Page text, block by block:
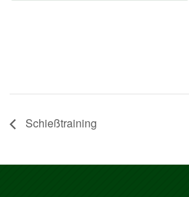
Schießtraining